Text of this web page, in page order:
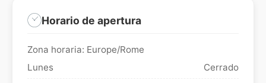
Horario de apertura
Zona horaria: Europe/Rome
Lunes
Cerrado